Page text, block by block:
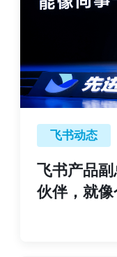
飞书动态
飞书产品
伙伴，就